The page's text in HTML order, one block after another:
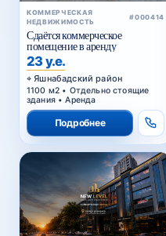
КОММЕРЧЕСКАЯ
НЕДВИЖИМОСТЬ
#000414
Сдаётся коммерческое
помещение в аренду
23 у.е.
Яшнабадский район
1100 м2 • Отдельно стоящие
здания • Аренда
Подробнее